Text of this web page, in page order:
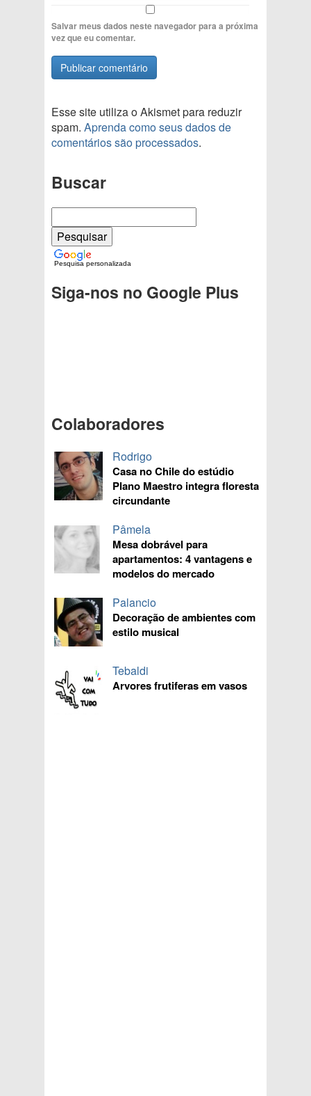
Salvar meus dados neste navegador para a próxima
vez que eu comentar.
Esse site utiliza o Akismet para reduzir
spam. Aprenda como seus dados de
comentários são processados.
Buscar
Pesquisa personalizada
Siga-nos no Google Plus
Colaboradores
Rodrigo
Casa no Chile do estúdio
Plano Maestro integra floresta
circundante
Pâmela
Mesa dobrável para
apartamentos: 4 vantagens e
modelos do mercado
Palancio
Decoração de ambientes com
estilo musical
Tebaldi
Arvores frutiferas em vasos